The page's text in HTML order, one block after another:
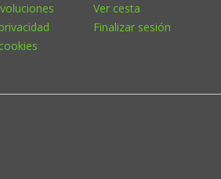
Ver cesta
Finalizar sesión